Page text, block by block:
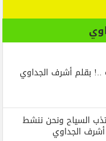
بقلم أشرف الجداوي
السياح ونحن ننشط
أشرف الجداوي